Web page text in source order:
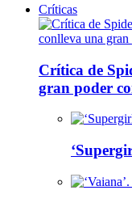
Críticas
Crítica de
gran poder